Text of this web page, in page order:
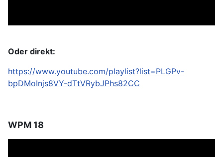
Oder direkt:
https://www.youtube.com/playlist?list=PLGPv-
bpDMoInjs8VY-dTtVRybJPhs82CC
WPM 18